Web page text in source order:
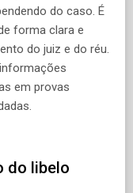
do caso. É
forma clara e
do juiz e do réu.
em provas
do libelo